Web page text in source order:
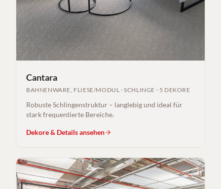
Cantara
BAHNENWARE, FLIESE/MODUL ·SCHLINGE · 5 DEKORE
Robuste Schlingenstruktur – langlebig und ideal für
stark frequentierte Bereiche.
Dekore & Details ansehen